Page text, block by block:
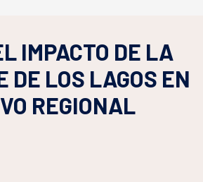
IMPACTO DE LA
DE LOS LAGOS EN
REGIONAL